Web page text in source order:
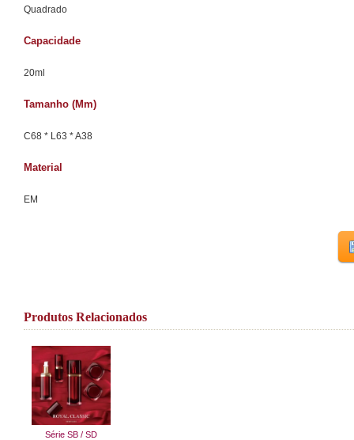
Quadrado
Capacidade
20ml
Tamanho (mm)
C68 * L63 * A38
Material
EM
Produtos Relacionados
Série SB / SD